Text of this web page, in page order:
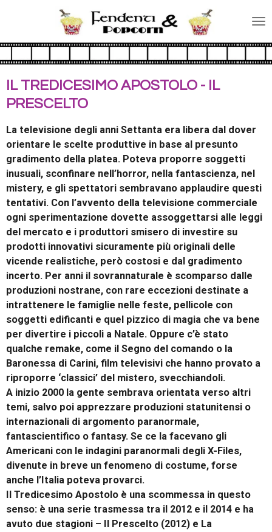
contenuto
IL TREDICESIMO APOSTOLO - IL
PRESCELTO
La televisione degli anni Settanta era libera dal dover
orientare le scelte produttive in base al presunto
gradimento della platea. Poteva proporre soggetti
inusuali, sconfinare nell’horror, nella fantascienza, nel
mistery, e gli spettatori sembravano applaudire questi
tentativi. Con l’avvento della televisione commerciale
ogni sperimentazione dovette assoggettarsi alle leggi
del mercato e i produttori smisero di investire su
prodotti innovativi sicuramente più originali delle
vicende realistiche, però costosi e dal gradimento
incerto. Per anni il sovrannaturale è scomparso dalle
produzioni nostrane, con rare eccezioni destinate a
intrattenere le famiglie nelle feste, pellicole con
soggetti edificanti e quel pizzico di magia che va bene
per divertire i piccoli a Natale. Oppure c’è stato
qualche remake, come il Segno del comando o la
Baronessa di Carini, film televisivi che hanno provato a
riproporre ‘classici’ del mistero, svecchiandoli.
A inizio 2000 la gente sembrava orientata verso altri
temi, salvo poi apprezzare produzioni statunitensi o
internazionali di argomento paranormale,
fantascientifico o fantasy. Se ce la facevano gli
Americani con le indagini paranormali degli X-Files,
divenute in breve un fenomeno di costume, forse
anche l’Italia poteva provarci.
Il Tredicesimo Apostolo è una scommessa in questo
senso: è una serie trasmessa tra il 2012 e il 2014 e ha
avuto due stagioni – Il Prescelto (2012) e La